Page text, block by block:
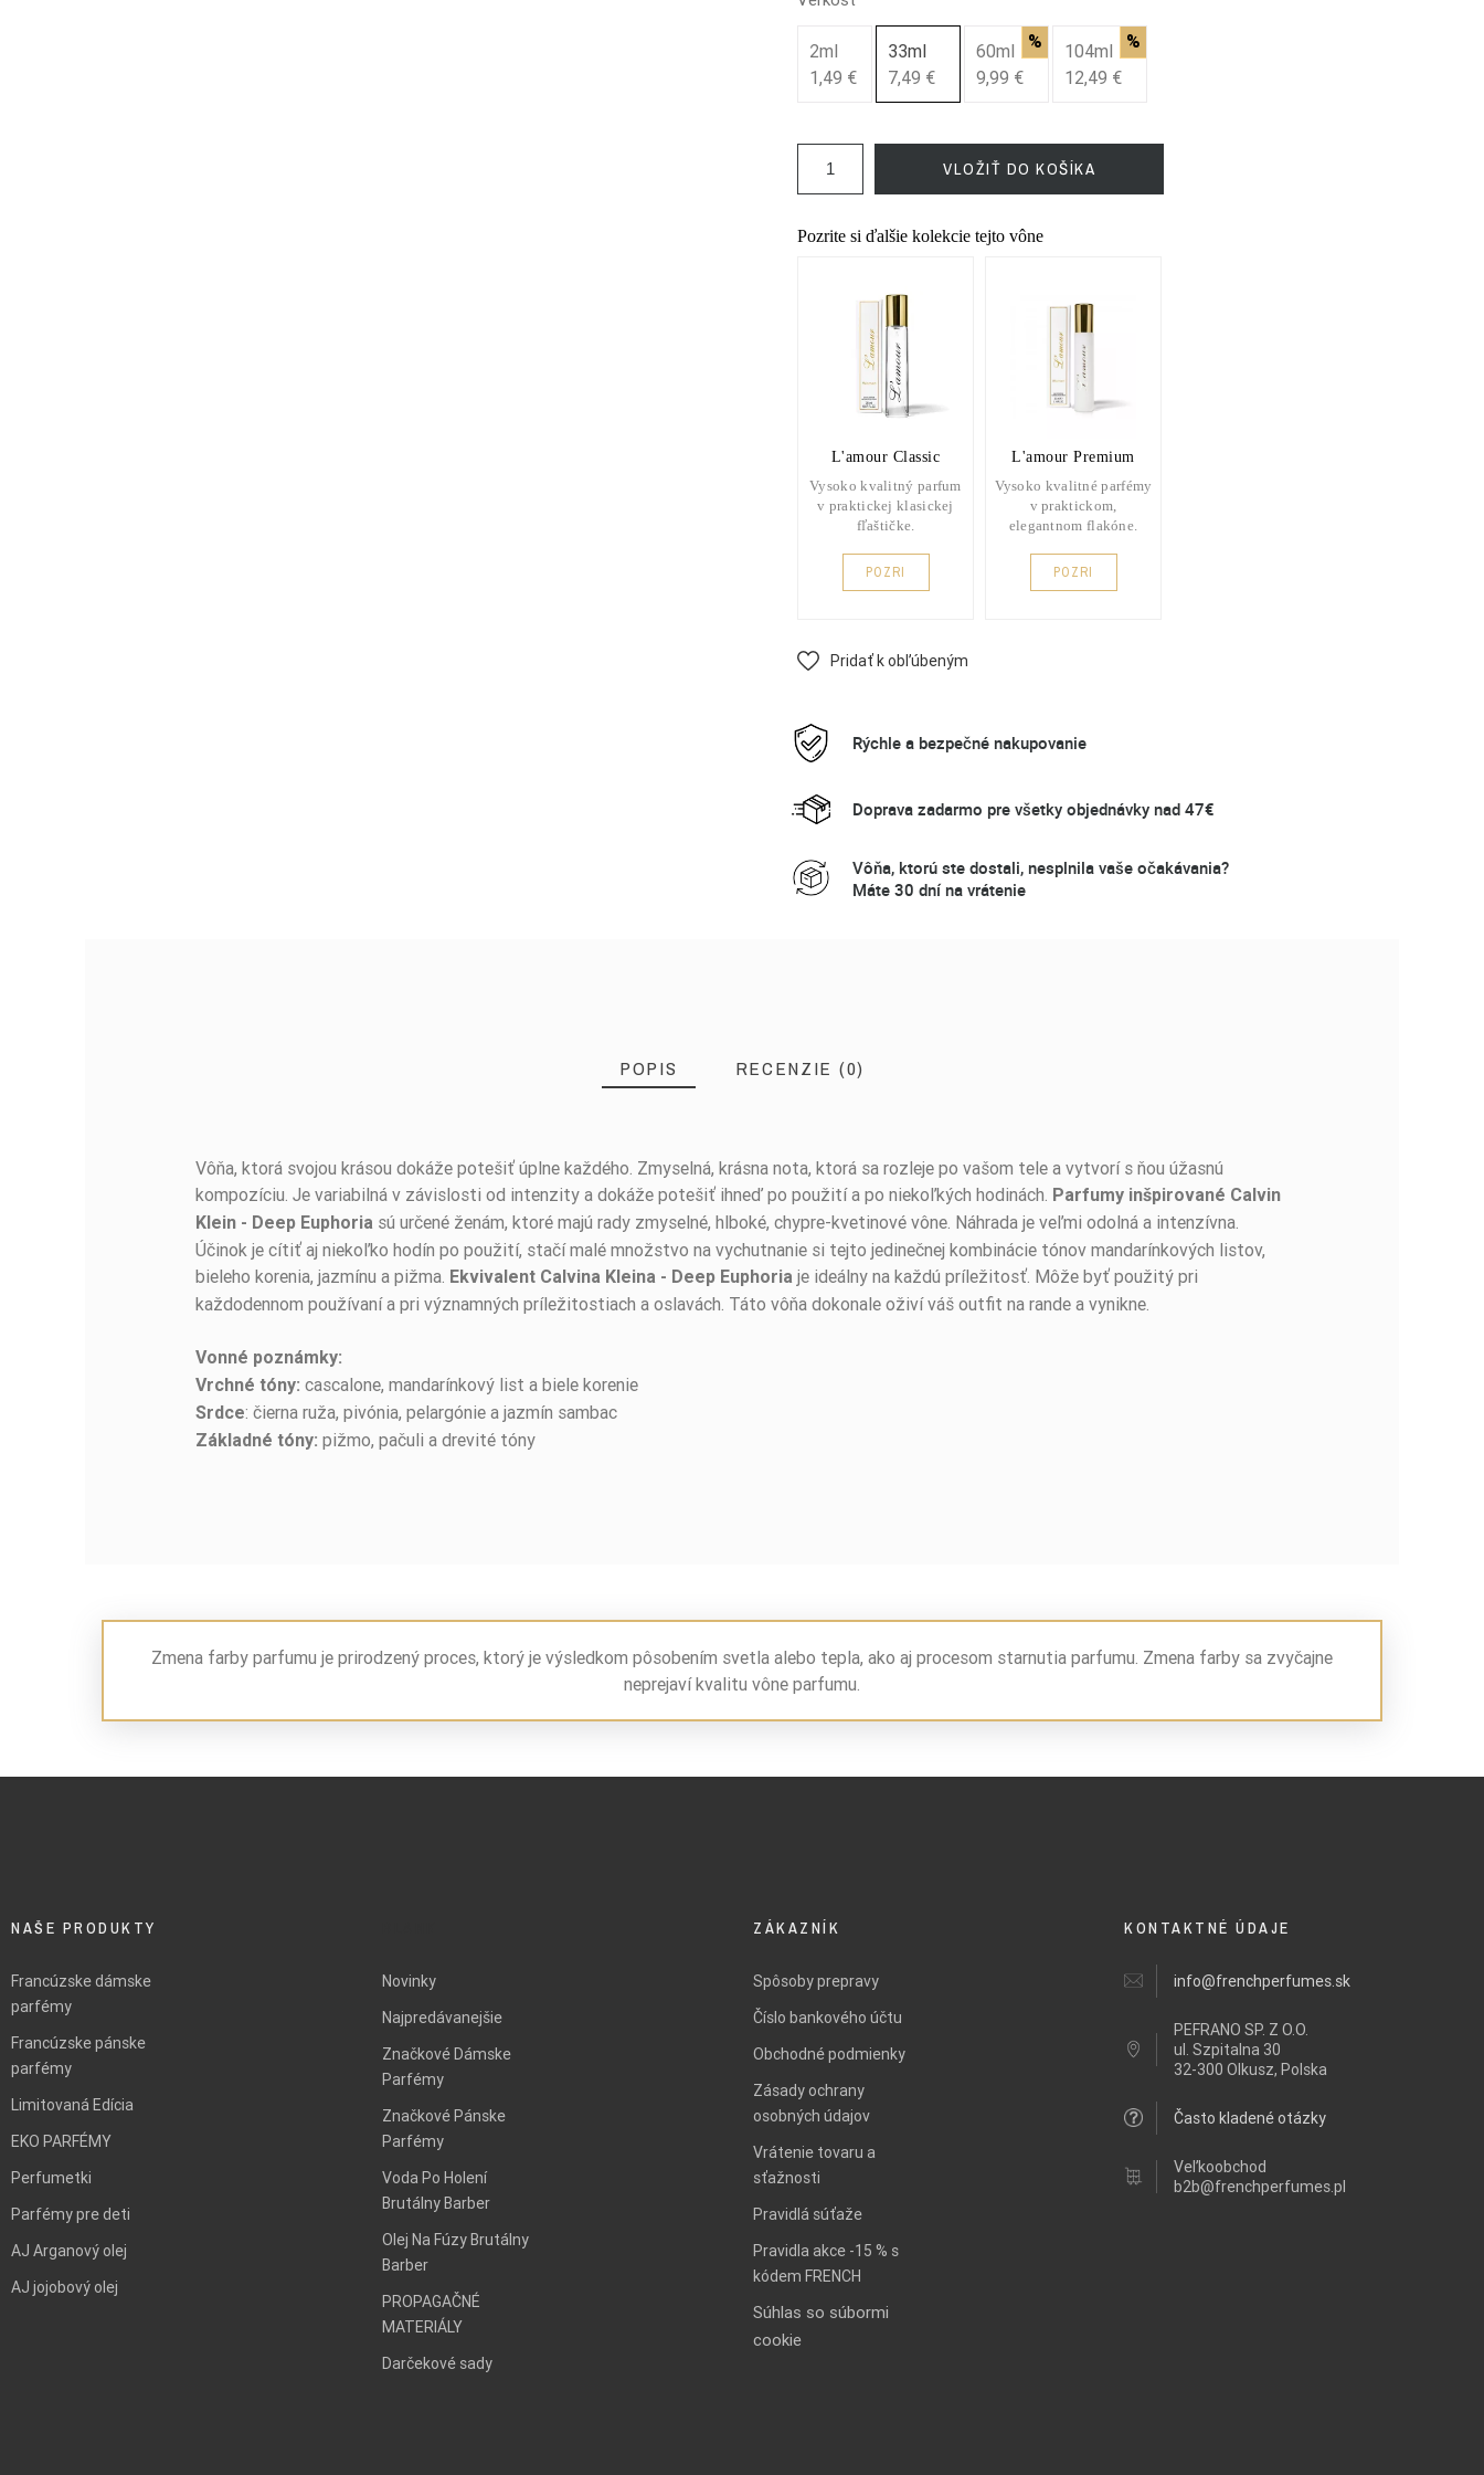
2ml
1,49 €
33ml
7,49 €
60ml %
9,99 €
104ml %
12,49 €
VLOŽIŤ DO KOŠÍKA
Pozrite si ďalšie kolekcie tejto vône
L'amour Classic
Vysoko kvalitný parfum
v praktickej klasickej
fľaštičke.
POZRI
L'amour Premium
Vysoko kvalitné parfémy
v praktickom,
elegantnom flakóne.
POZRI
Pridať k obľúbeným
Rýchle a bezpečné nakupovanie
Doprava zadarmo pre všetky objednávky nad 47€
Vôňa, ktorú ste dostali, nesplnila vaše očakávania?
Máte 30 dní na vrátenie
POPIS RECENZIE (0)
Vôňa, ktorá svojou krásou dokáže potešiť úplne každého. Zmyselná, krásna nota, ktorá sa rozleje po vašom tele a vytvorí s ňou úžasnú
kompozíciu. Je variabilná v závislosti od intenzity a dokáže potešiť ihneď po použití a po niekoľkých hodinách. Parfumy inšpirované Calvin
Klein - Deep Euphoria sú určené ženám, ktoré majú rady zmyselné, hlboké, chypre-kvetinové vône. Náhrada je veľmi odolná a intenzívna.
Účinok je cítiť aj niekoľko hodín po použití, stačí malé množstvo na vychutnanie si tejto jedinečnej kombinácie tónov mandarínkových listov,
bieleho korenia, jazmínu a pižma. Ekvivalent Calvina Kleina - Deep Euphoria je ideálny na každú príležitosť. Môže byť použitý pri
každodennom používaní a pri významných príležitostiach a oslavách. Táto vôňa dokonale oživí váš outfit na rande a vynikne.
Vonné poznámky:
Vrchné tóny: cascalone, mandarínkový list a biele korenie
Srdce: čierna ruža, pivónia, pelargónie a jazmín sambac
Základné tóny: pižmo, pačuli a drevité tóny
BUĎTE PRVÝ, KTO NAPÍŠE RECENZIU!
Zmena farby parfumu je prirodzený proces, ktorý je výsledkom pôsobením svetla alebo tepla, ako aj procesom starnutia parfumu. Zmena farby sa zvyčajne
neprejaví kvalitu vône parfumu.
NAŠE PRODUKTY
Francúzske dámske
parfémy
Francúzske pánske
parfémy
Limitovaná Edícia
EKO PARFÉMY
Perfumetki
Parfémy pre deti
AJ Arganový olej
AJ jojobový olej
Novinky
Najpredávanejšie
Značkové Dámske
Parfémy
Značkové Pánske
Parfémy
Voda Po Holení
Brutálny Barber
Olej Na Fúzy Brutálny
Barber
PROPAGAČNÉ
MATERIÁLY
Darčekové sady
ZÁKAZNÍK
Spôsoby prepravy
Číslo bankového účtu
Obchodné podmienky
Zásady ochrany
osobných údajov
Vrátenie tovaru a
sťažnosti
Pravidlá súťaže
Pravidla akce -15 % s
kódem FRENCH
Súhlas so súbormi
cookie
KONTAKTNÉ ÚDAJE
info@frenchperfumes.sk
PEFRANO SP. Z O.O.
ul. Szpitalna 30
32-300 Olkusz, Polska
Často kladené otázky
Veľkoobchod
b2b@frenchperfumes.pl